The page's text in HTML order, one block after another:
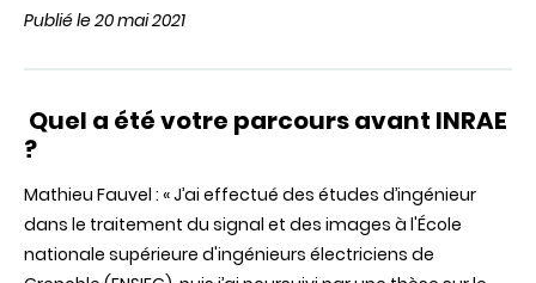
Publié le 20 mai 2021
Quel a été votre parcours avant INRAE
?
Mathieu Fauvel : «J’ai effectué des études d’ingénieur
dans le traitement du signal et des images à l'École
nationale supérieure d'ingénieurs électriciens de